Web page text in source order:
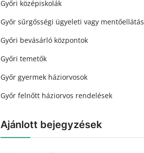
Győri középiskolák
Győr sűrgősségi ügyeleti vagy mentőellátás
Győri bevásárló központok
Győri temetők
Győr gyermek háziorvosok
Győr felnőtt háziorvos rendelések
Ajánlott bejegyzések